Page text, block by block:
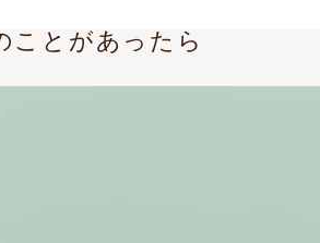
ことがあったら